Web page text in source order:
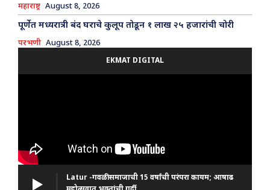
महाराष्ट्र August 8, 2026
पूर्णेत मध्यरात्री बंद घराचे कुलूप तोडून १ लाख २५ हजारांची चोरी
परभणी August 8, 2026
EKMAT DIGITAL
Latur -गवळी समाजाची 15 वर्षांची परंपरा कायम; आषाढ